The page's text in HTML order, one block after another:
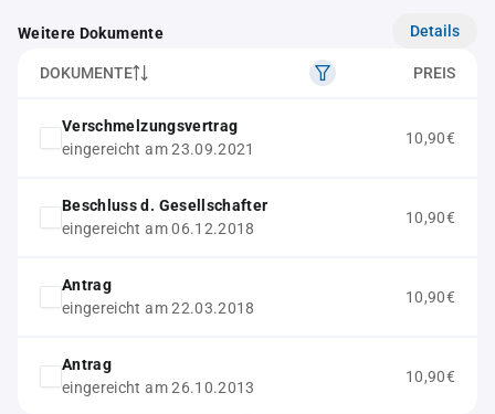
Weitere Dokumente Details
DOKUMENTE PREIS
Verschmelzungsvertrag
eingereicht am 23.09.2021
10,90€
Beschluss d. Gesellschafter
eingereicht am 06.12.2018
10,90€
Antrag
eingereicht am 22.03.2018
10,90€
Antrag
eingereicht am 26.10.2013
10,90€